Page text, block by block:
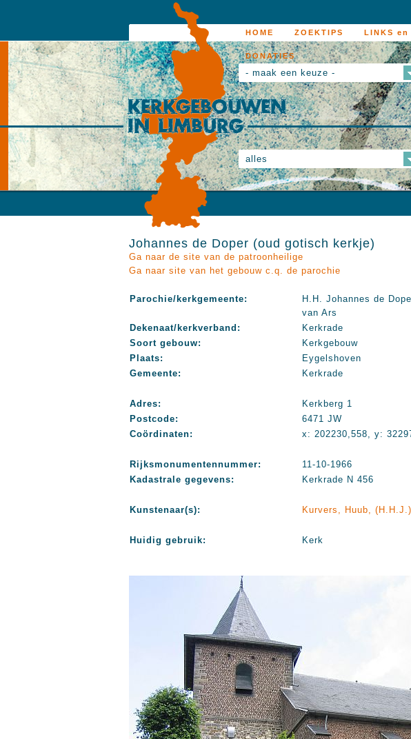
HOME ZOEKTIPS LINKS en
DONATIES
- maak een keuze -
alles
Johannes de Doper (oud gotisch kerkje)
Ga naar de site van de patroonheilige
Ga naar site van het gebouw c.q. de parochie
Parochie/kerkgemeente:
H.H. Johannes de
van Ars
Dekenaat/kerkverband:
Kerkrade
Soort gebouw:
Kerkgebouw
Plaats:
Eygelshoven
Gemeente:
Kerkrade
Adres:
Kerkberg 1
Postcode:
6471 JW
Coördinaten:
x: 202230,558, y:
Rijksmonumentennummer:
11-10-1966
Kadastrale gegevens:
Kerkrade N 456
Kunstenaar(s): Kurvers, Huub, (H.H.J.)
Huidig gebruik:
Kerk